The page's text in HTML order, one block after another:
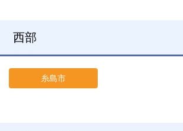
西部
糸島市